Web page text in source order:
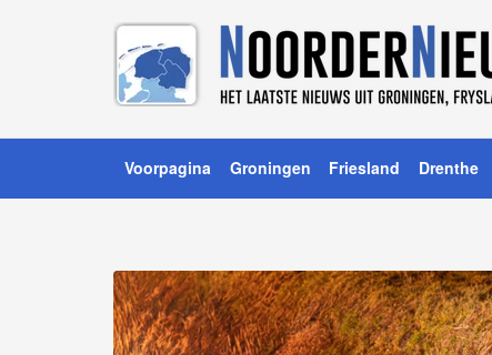
Voorpagina Groningen Friesland Drenthe